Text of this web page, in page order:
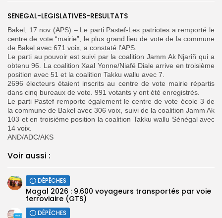
SENEGAL-LEGISLATIVES-RESULTATS
Bakel, 17 nov (APS) – Le parti Pastef-Les patriotes a remporté le
centre de vote “mairie”, le plus grand lieu de vote de la commune
de Bakel avec 671 voix, a constaté l’APS.
Le parti au pouvoir est suivi par la coalition Jamm Ak Njariñ qui a
obtenu 96. La coalition Xaal Yonne/Niafé Diale arrive en troisième
position avec 51 et la coalition Takku wallu avec 7.
2696 électeurs étaient inscrits au centre de vote mairie répartis
dans cinq bureaux de vote. 991 votants y ont été enregistrés.
Le parti Pastef remporte également le centre de vote école 3 de
la commune de Bakel avec 306 voix, suivi de la coalition Jamm Ak
103 et en troisième position la coalition Takku wallu Sénégal avec
14 voix.
AND/ADC/AKS
Voir aussi :
DÉPÊCHES
Magal 2026 : 9.600 voyageurs transportés par voie
ferroviaire (GTS)
DÉPÊCHES